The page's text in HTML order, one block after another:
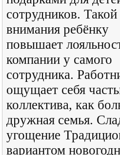
сотрудников. Такой
внимания ребёнку
повышает
компании у самого
сотрудника.
ощущает себя
коллектива, как
дружная семья.
угощение
вариантом